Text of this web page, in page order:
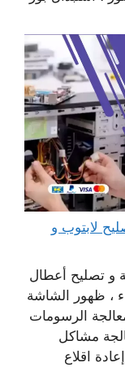
صبحان 65511033 تصليح لابتوب و
و تصليح أعطال
، ظهور الشاشة
الرسومات
مشاكل
اقلاع